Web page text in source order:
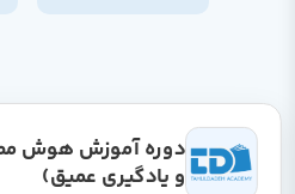
دوره آموزش هوش
و یادگیری عمیق)